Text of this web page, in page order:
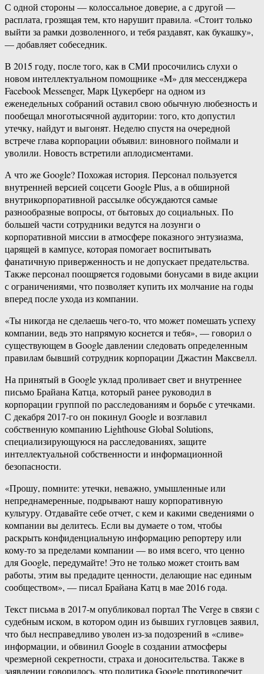
С одной стороны — колоссальное доверие, а с другой —
расплата, грозящая тем, кто нарушит правила. «Стоит только
выйти за рамки дозволенного, и тебя раздавят, как букашку»,
— добавляет собеседник.
В 2015 году, после того, как в СМИ просочились слухи о
новом интеллектуальном помощнике «M» для мессенджера
Facebook Messenger, Марк Цукерберг на одном из
еженедельных собраний оставил свою обычную любезность и
пообещал многотысячной аудитории: того, кто допустил
утечку, найдут и выгонят. Неделю спустя на очередной
встрече глава корпорации объявил: виновного поймали и
уволили. Новость встретили аплодисментами.
А что же Google? Похожая история. Персонал пользуется
внутренней версией соцсети Google Plus, а в обширной
внутрикорпоративной рассылке обсуждаются самые
разнообразные вопросы, от бытовых до социальных. По
большей части сотрудники ведутся на лозунги о
корпоративной миссии в атмосфере показного энтузиазма,
царящей в кампусе, которая помогает воспитывать
фанатичную приверженность и не допускает предательства.
Также персонал поощряется годовыми бонусами в виде акции
с ограничениями, что позволяет купить их молчание на годы
вперед после ухода из компании.
«Ты никогда не сделаешь чего-то, что может помешать успеху
компании, ведь это напрямую коснется и тебя», — говорил о
существующем в Google давлении следовать определенным
правилам бывший сотрудник корпорации Джастин Максвелл.
На принятый в Google уклад проливает свет и внутреннее
письмо Брайана Катца, который ранее руководил в
корпорации группой по расследованиям и борьбе с утечками.
С декабря 2017-го он покинул Google и возглавил
собственную компанию Lighthouse Global Solutions,
специализирующуюся на расследованиях, защите
интеллектуальной собственности и информационной
безопасности.
«Прошу, помните: утечки, неважно, умышленные или
непреднамеренные, подрывают нашу корпоративную
культуру. Отдавайте себе отчет, с кем и какими сведениями о
компании вы делитесь. Если вы думаете о том, чтобы
раскрыть конфиденциальную информацию репортеру или
кому-то за пределами компании — во имя всего, что ценно
для Google, передумайте! Это не только может стоить вам
работы, этим вы предадите ценности, делающие нас единым
сообществом», — писал Брайана Катц в мае 2016 года.
Текст письма в 2017-м опубликовал портал The Verge в связи с
судебным иском, в котором один из бывших гугловцев заявил,
что был несправедливо уволен из-за подозрений в «сливе»
информации, и обвинил Google в создании атмосферы
чрезмерной секретности, страха и доносительства. Также в
заявлении говорилось, что политика Google противоречит